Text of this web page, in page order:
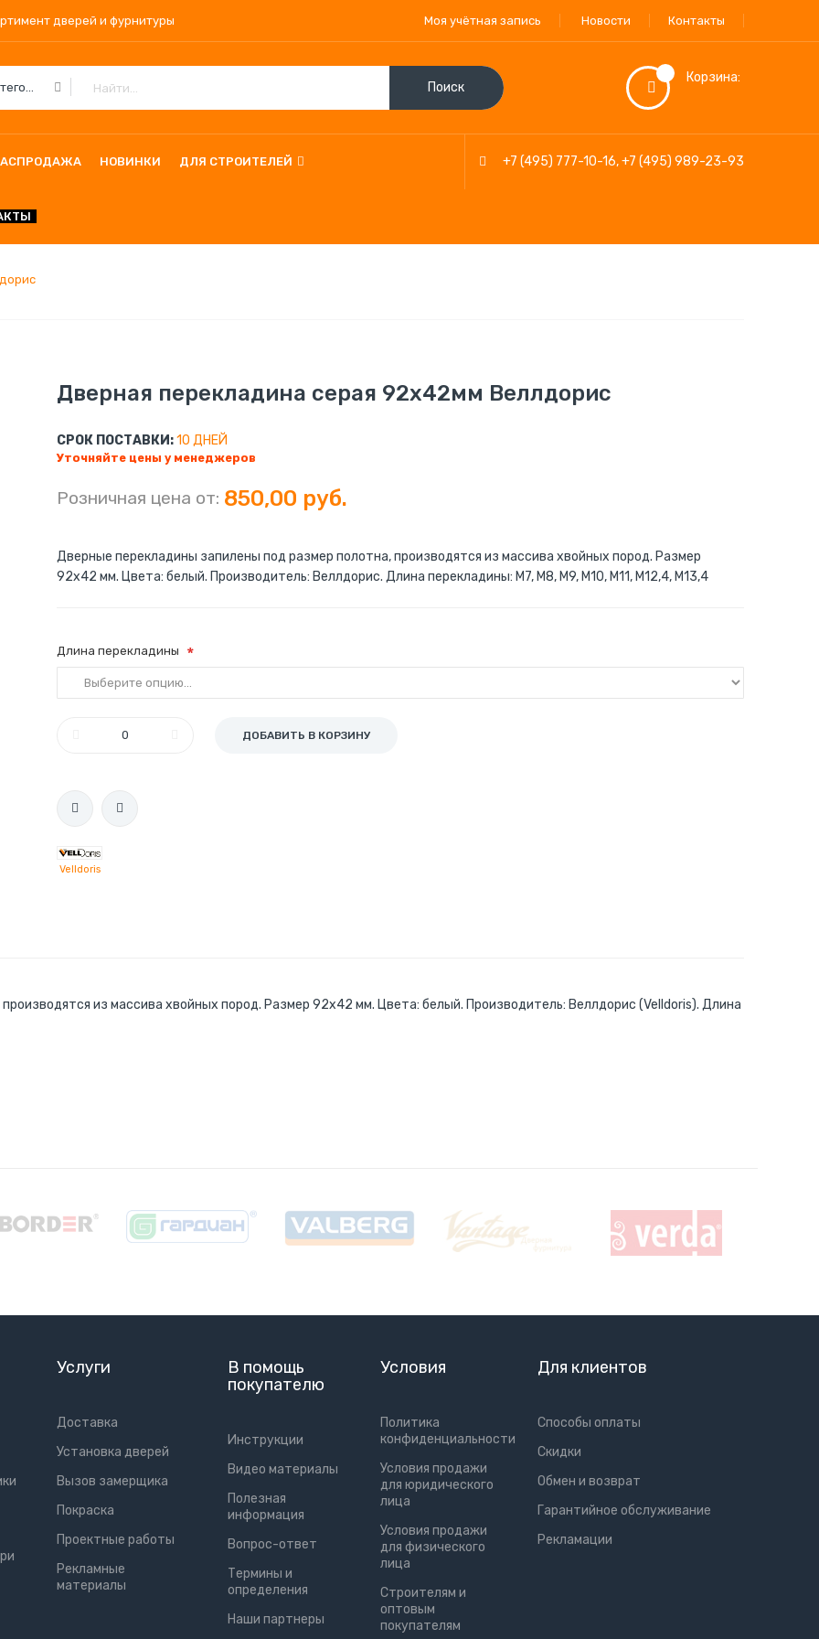
дверей и фурнитуры Моя учётная запись Новости Контакты
Корзина:
Все Категории Поиск
НОВИНКИ ДЛЯ СТРОИТЕЛЕЙ +7 (495) 777-10-16,+7 (495) 989-23-93
Дверная перекладина серая 92х42мм Веллдорис
СРОК ПОСТАВКИ:10 ДНЕЙ
Уточняйте цены у менеджеров
Розничная цена от: 850,00 руб.
Дверные перекладины запилены под размер полотна, производятся из массива хвойных пород. Размер
92х42 мм. Цвета: белый. Производитель: Веллдорис. Длина перекладины: M7, M8, M9, M10, M11, M12,4, M13,4
Длина перекладины
ДОБАВИТЬ В КОРЗИНУ
Velldoris
из массива хвойных пород. Размер 92х42 мм. Цвета: белый. Производитель: Веллдорис (Velldoris). Длина
Услуги
Доставка
Установка дверей
Вызов замерщика
Покраска
Проектные работы
Рекламные
материалы
В помощь
покупателю
Инструкции
Видео материалы
Полезная
информация
Вопрос-ответ
Термины и
определения
Наши партнеры
Условия
Политика
конфиденциальности
Условия продажи
для юридического
лица
Условия продажи
для физического
лица
Cтроителям и
оптовым
покупателям
Для клиентов
Способы оплаты
Скидки
Обмен и возврат
Гарантийное обслуживание
Рекламации